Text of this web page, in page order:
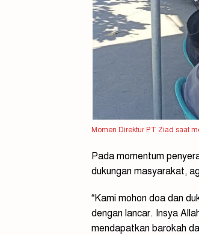
Momen Direktur PT Ziad saat
Pada momentum
dukungan masyarakat,
“Kami mohon doa dan
dengan lancar. Insya
mendapatkan barokah